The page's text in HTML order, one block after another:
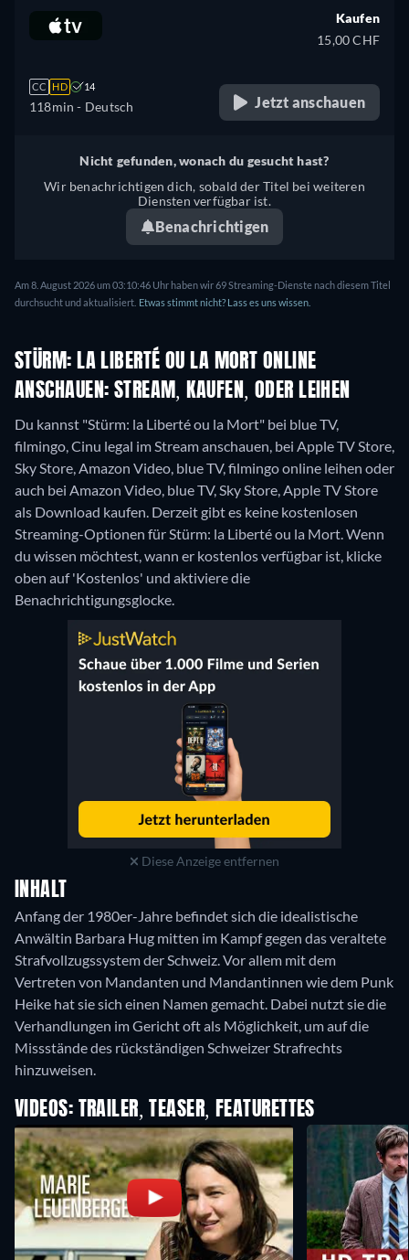
CC HD 14
118min - Deutsch
Kaufen
15,00 CHF
Jetzt anschauen
Nicht gefunden, wonach du gesucht hast?
Wir benachrichtigen dich, sobald der Titel bei weiteren
Diensten verfügbar ist.
Benachrichtigen
Am 8. August 2026 um 03:10:46 Uhr haben wir 69 Streaming-Dienste nach diesem Titel
durchsucht und aktualisiert. Etwas stimmt nicht? Lass es uns wissen.
STÜRM: LA LIBERTÉ OU LA MORT ONLINE
ANSCHAUEN: STREAM, KAUFEN, ODER LEIHEN
Du kannst "Stürm: la Liberté ou la Mort" bei blue TV,
filmingo, Cinu legal im Stream anschauen, bei Apple TV Store,
Sky Store, Amazon Video, blue TV, filmingo online leihen oder
auch bei Amazon Video, blue TV, Sky Store, Apple TV Store
als Download kaufen. Derzeit gibt es keine kostenlosen
Streaming-Optionen für Stürm: la Liberté ou la Mort. Wenn
du wissen möchtest, wann er kostenlos verfügbar ist, klicke
oben auf 'Kostenlos' und aktiviere die
Benachrichtigungsglocke.
Diese Anzeige entfernen
INHALT
Anfang der 1980er-Jahre befindet sich die idealistische
Anwältin Barbara Hug mitten im Kampf gegen das veraltete
Strafvollzugssystem der Schweiz. Vor allem mit dem
Vertreten von Mandanten und Mandantinnen wie dem Punk
Heike hat sie sich einen Namen gemacht. Dabei nutzt sie die
Verhandlungen im Gericht oft als Möglichkeit, um auf die
Missstände des rückständigen Schweizer Strafrechts
hinzuweisen.
VIDEOS: TRAILER, TEASER, FEATURETTES